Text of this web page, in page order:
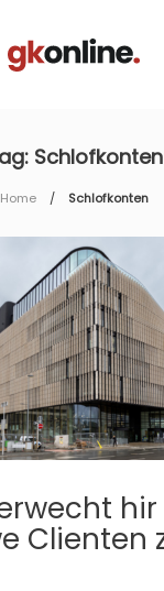
Schlofkonten
Home Schlofkonten
hir
Clienten